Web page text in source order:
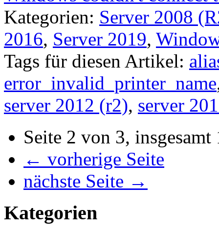
Kategorien: Server 2008
2016, Server 2019,
Tags für diesen Artikel:
error_invalid_printer_name
server 2012 (r2), server
Seite 2 von 3, insgesamt
← vorherige Seite
nächste Seite →
Kategorien